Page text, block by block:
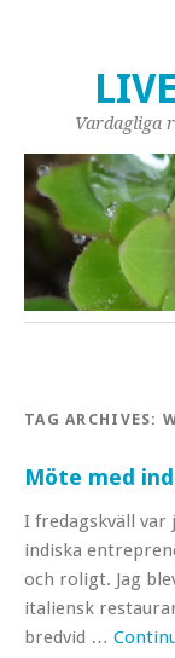
Vardagliga
TAG ARCHIVES:
Möte med
I fredagskväll
indiska
och roligt. Jag
italiensk
bredvid …